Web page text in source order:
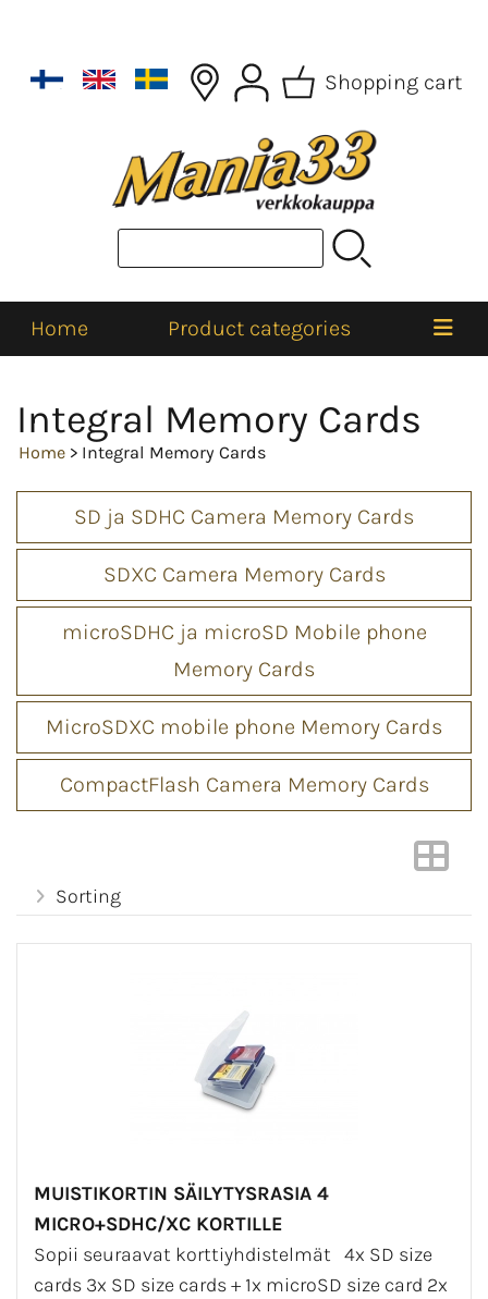
Shopping cart
Home Product categories
Integral Memory Cards
Home > Integral Memory Cards
SD ja SDHC Camera Memory Cards
SDXC Camera Memory Cards
microSDHC ja microSD Mobile phone
Memory Cards
MicroSDXC mobile phone Memory Cards
CompactFlash Camera Memory Cards
Sorting
MUISTIKORTIN SÄILYTYSRASIA 4
MICRO+SDHC/XC KORTILLE
Sopii seuraavat korttiyhdistelmät 4x SD size
cards 3x SD size cards + 1x microSD size card 2x